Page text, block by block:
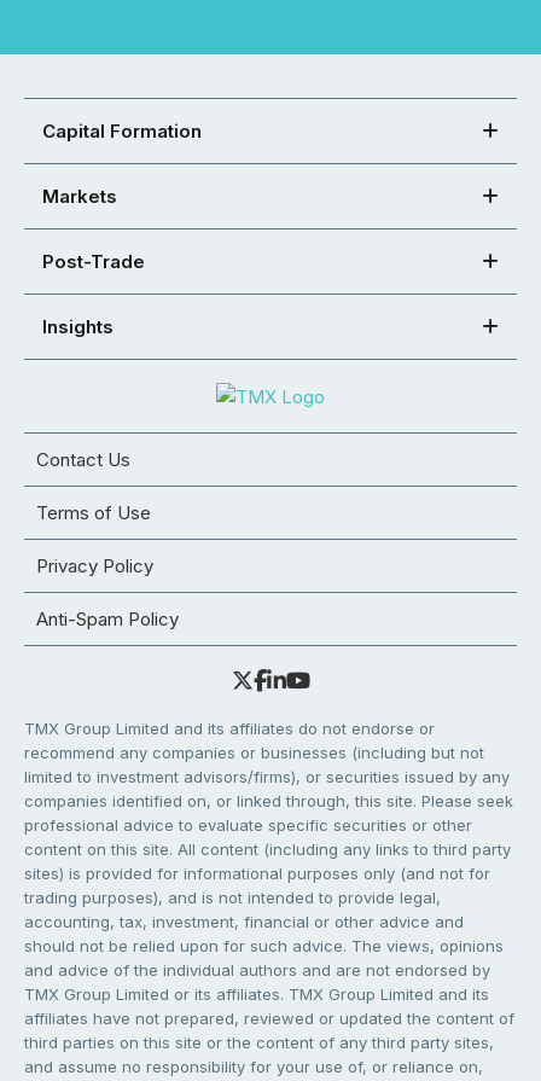
Capital Formation
Markets
Post-Trade
Insights
Contact Us
Terms of Use
Privacy Policy
Anti-Spam Policy
TMX Group Limited and its affiliates do not endorse or
recommend any companies or businesses (including but not
limited to investment advisors/firms), or securities issued by any
companies identified on, or linked through, this site. Please seek
professional advice to evaluate specific securities or other
content on this site. All content (including any links to third party
sites) is provided for informational purposes only (and not for
trading purposes), and is not intended to provide legal,
accounting, tax, investment, financial or other advice and
should not be relied upon for such advice. The views, opinions
and advice of the individual authors and are not endorsed by
TMX Group Limited or its affiliates. TMX Group Limited and its
affiliates have not prepared, reviewed or updated the content of
third parties on this site or the content of any third party sites,
and assume no responsibility for your use of, or reliance on,